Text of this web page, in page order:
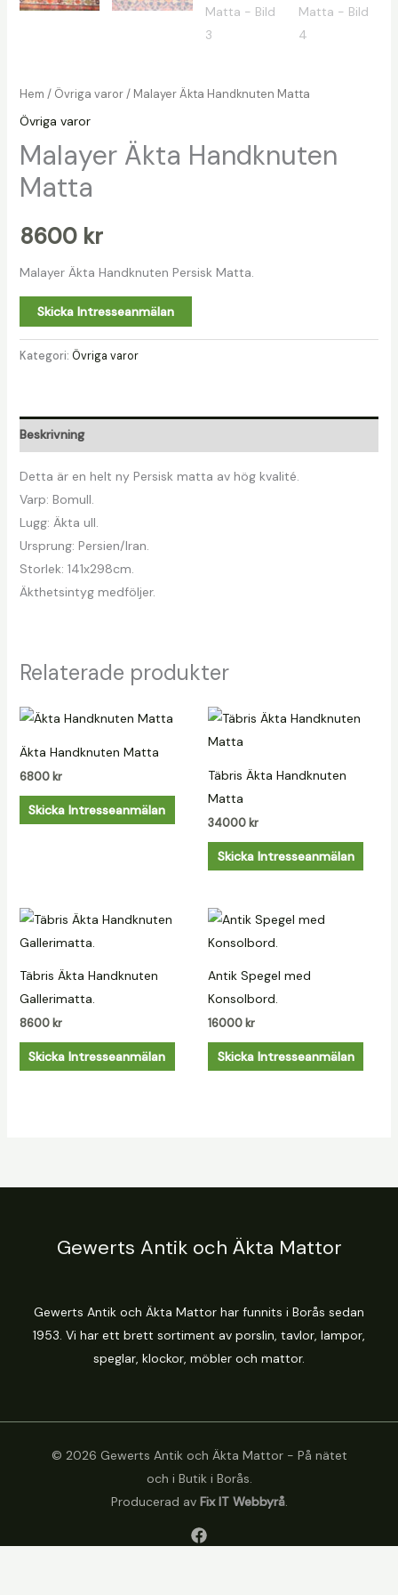
Hem / Övriga varor/ Malayer Äkta Handknuten Matta
Övriga varor
Malayer Äkta Handknuten
Matta
8600 kr
Malayer Äkta Handknuten Persisk Matta.
Skicka Intresseanmälan
Kategori: Övriga varor
Beskrivning
Detta är en helt ny Persisk matta av hög kvalité.
Varp: Bomull.
Lugg: Äkta ull.
Ursprung: Persien/Iran.
Storlek: 141x298cm.
Äkthetsintyg medföljer.
Relaterade produkter
Äkta Handknuten Matta
6800 kr
Skicka Intresseanmälan
Täbris Äkta Handknuten
Matta
34000 kr
Skicka Intresseanmälan
Täbris Äkta Handknuten
Gallerimatta.
8600 kr
Skicka Intresseanmälan
Antik Spegel med
Konsolbord.
16000 kr
Skicka Intresseanmälan
Gewerts Antik och Äkta Mattor
Gewerts Antik och Äkta Mattor har funnits i Borås sedan
1953. Vi har ett brett sortiment av porslin, tavlor, lampor,
speglar, klockor, möbler och mattor.
© 2026 Gewerts Antik och Äkta Mattor - På nätet
och i Butik i Borås.
Producerad av Fix IT Webbyrå.